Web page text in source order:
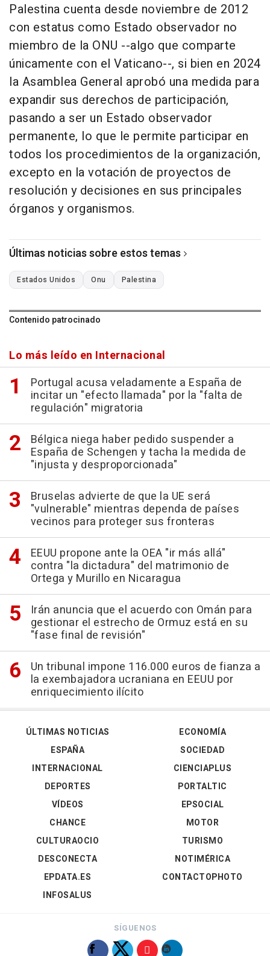
Palestina cuenta desde noviembre de 2012
con estatus como Estado observador no
miembro de la ONU --algo que comparte
únicamente con el Vaticano--, si bien en 2024
la Asamblea General aprobó una medida para
expandir sus derechos de participación,
pasando a ser un Estado observador
permanente, lo que le permite participar en
todos los procedimientos de la organización,
excepto en la votación de proyectos de
resolución y decisiones en sus principales
órganos y organismos.
Últimas noticias sobre estos temas
Estados Unidos Onu Palestina
Contenido patrocinado
Lo más leído en Internacional
Portugal acusa veladamente a España de
incitar un "efecto llamada" por la "falta de
regulación" migratoria
Bélgica niega haber pedido suspender a
España de Schengen y tacha la medida de
"injusta y desproporcionada"
Bruselas advierte de que la UE será
"vulnerable" mientras dependa de países
vecinos para proteger sus fronteras
EEUU propone ante la OEA "ir más allá"
contra "la dictadura" del matrimonio de
Ortega y Murillo en Nicaragua
Irán anuncia que el acuerdo con Omán para
gestionar el estrecho de Ormuz está en su
"fase final de revisión"
Un tribunal impone 116.000 euros de fianza a
la exembajadora ucraniana en EEUU por
enriquecimiento ilícito
ÚLTIMAS NOTICIAS
ESPAÑA
INTERNACIONAL
DEPORTES
VÍDEOS
ECONOMÍA
SOCIEDAD
CIENCIAPLUS
PORTALTIC
EPSOCIAL
CHANCE
CULTURAOCIO
DESCONECTA
EPDATA.ES
INFOSALUS
MOTOR
TURISMO
NOTIMÉRICA
CONTACTOPHOTO
SÍGUENOS